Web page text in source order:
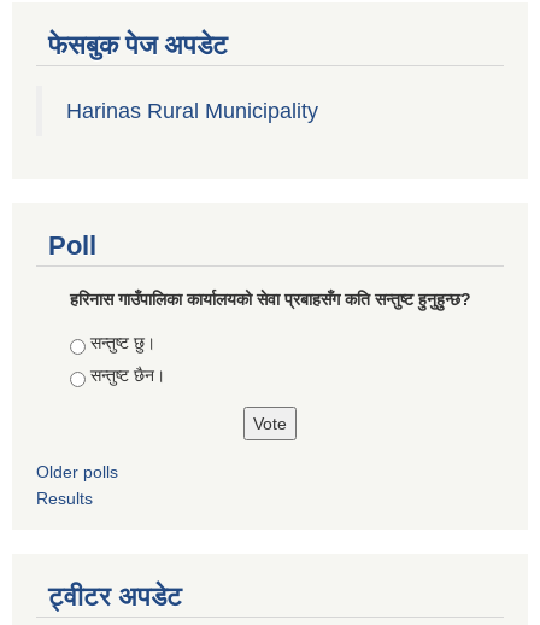
फेसबुक पेज अपडेट
Harinas Rural Municipality
Poll
हरिनास गाउँपालिका कार्यालयको सेवा प्रबाहसँग कति सन्तुष्ट हुनुहुन्छ?
Choices
सन्तुष्ट छु।
सन्तुष्ट छैन।
Older polls
Results
ट्वीटर अपडेट